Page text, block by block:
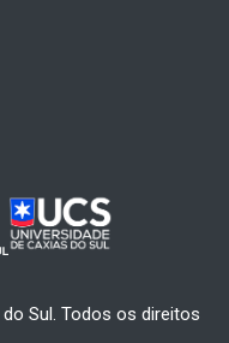
Sul. Todos os direitos